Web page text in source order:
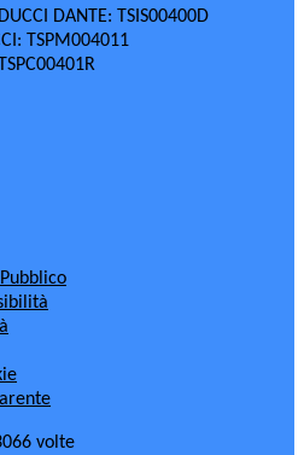
DANTE: TSIS00400D
TSPM004011
volte